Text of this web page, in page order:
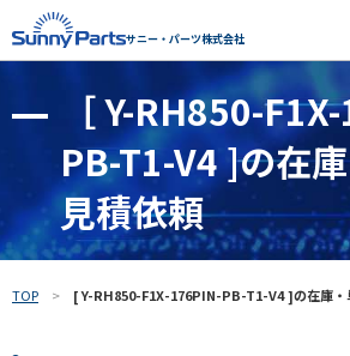
サニー・パーツ株式会社
半導体・電子部品
フリーワードで探す
［ Y-RH850-
PB-T1-V4 ]の在
見積依頼
TOP [ Y-RH850-F1X-176PIN-PB-T1-V4 ]の在庫・